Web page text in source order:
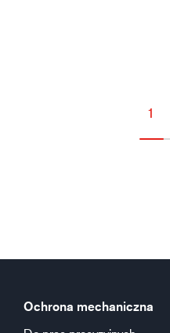
1
Ochrona mechaniczna